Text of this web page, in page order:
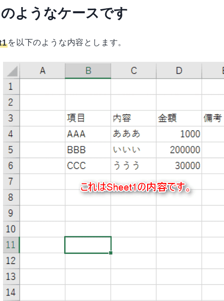
ようなケースです
を以下のような内容とします。